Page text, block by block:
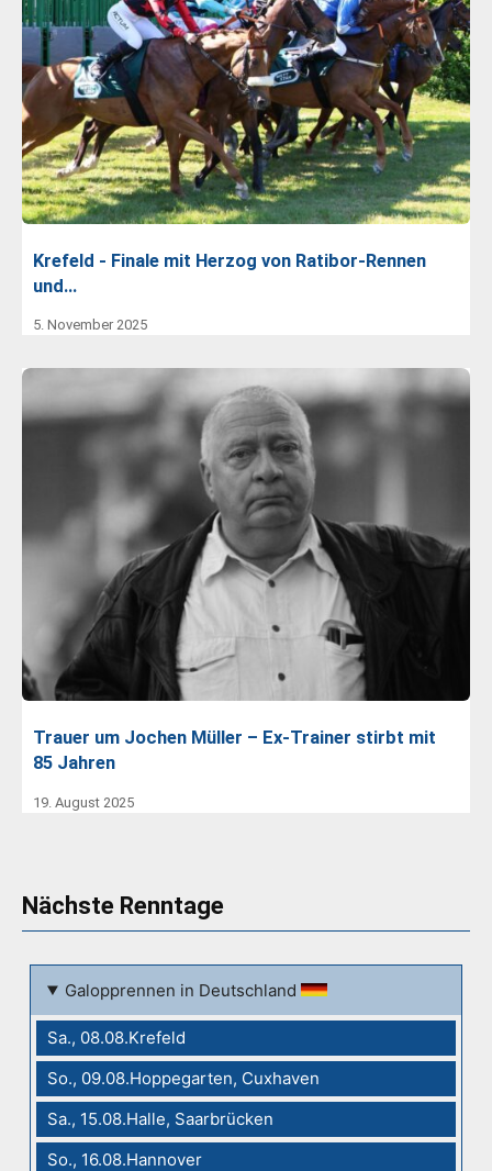
Krefeld - Finale mit Herzog von Ratibor-Rennen
und…
5. November 2025
Trauer um Jochen Müller – Ex-Trainer stirbt mit
85 Jahren
19. August 2025
Nächste Renntage
Galopprennen in Deutschland
Sa., 08.08.Krefeld
So., 09.08.Hoppegarten, Cuxhaven
Sa., 15.08.Halle, Saarbrücken
So., 16.08.Hannover